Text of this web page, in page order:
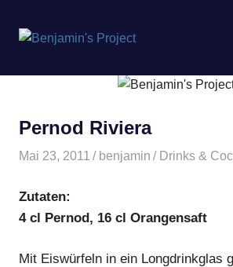
springen
Project
Pernod Riviera
Mai 23, 2011 benjamin Drinks &
Zutaten:
4 cl Pernod, 16 cl Orangensaft
Mit Eiswürfeln in ein Longdrinkglas